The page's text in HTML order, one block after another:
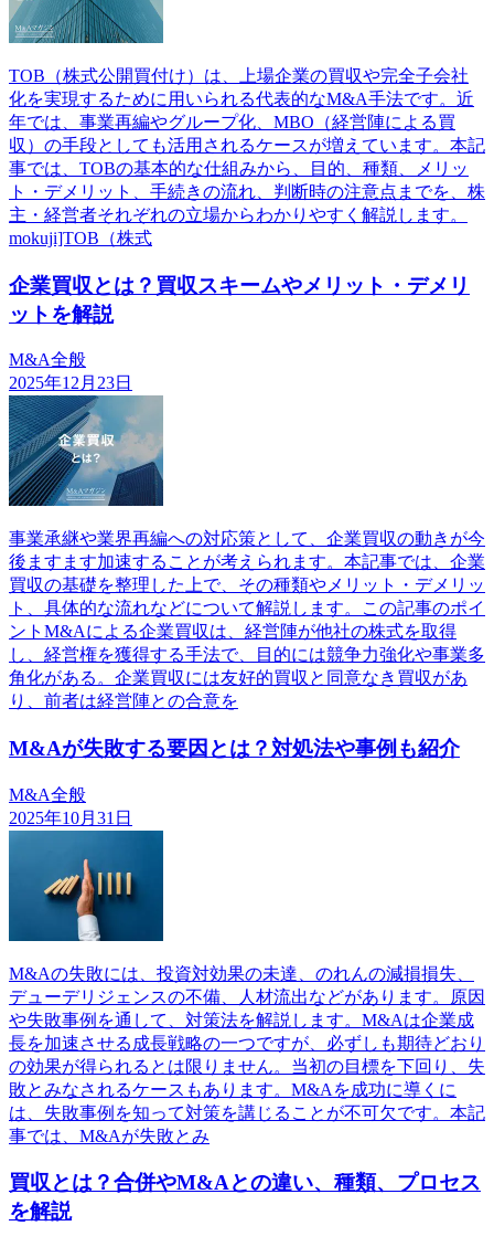
TOB（株式公開買付け）は、上場企業の買収や完全子会社
化を実現するために用いられる代表的なM&A手法です。近
年では、事業再編やグループ化、MBO（経営陣による買
収）の手段としても活用されるケースが増えています。本記
事では、TOBの基本的な仕組みから、目的、種類、メリッ
ト・デメリット、手続きの流れ、判断時の注意点までを、株
主・経営者それぞれの立場からわかりやすく解説します。
mokuji]TOB（株式
企業買収とは？買収スキームやメリット・デメリ
ットを解説
M&A全般
2025年12月23日
事業承継や業界再編への対応策として、企業買収の動きが今
後ますます加速することが考えられます。本記事では、企業
買収の基礎を整理した上で、その種類やメリット・デメリッ
ト、具体的な流れなどについて解説します。この記事のポイ
ントM&Aによる企業買収は、経営陣が他社の株式を取得
し、経営権を獲得する手法で、目的には競争力強化や事業多
角化がある。企業買収には友好的買収と同意なき買収があ
り、前者は経営陣との合意を
M&Aが失敗する要因とは？対処法や事例も紹介
M&A全般
2025年10月31日
M&Aの失敗には、投資対効果の未達、のれんの減損損失、
デューデリジェンスの不備、人材流出などがあります。原因
や失敗事例を通して、対策法を解説します。M&Aは企業成
長を加速させる成長戦略の一つですが、必ずしも期待どおり
の効果が得られるとは限りません。当初の目標を下回り、失
敗とみなされるケースもあります。M&Aを成功に導くに
は、失敗事例を知って対策を講じることが不可欠です。本記
事では、M&Aが失敗とみ
買収とは？合併やM&Aとの違い、種類、プロセス
を解説